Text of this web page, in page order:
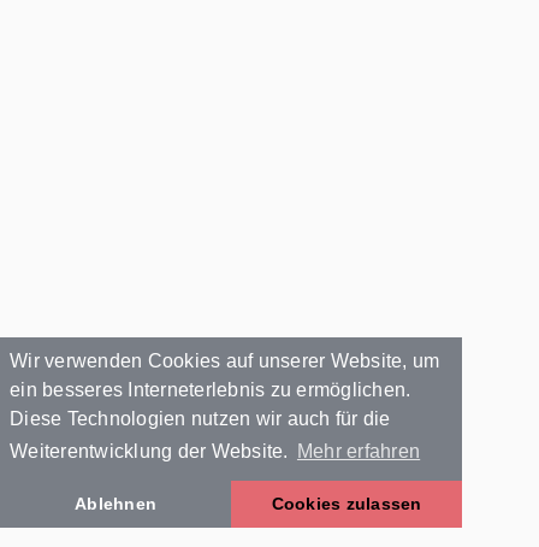
Wir verwenden Cookies auf unserer Website, um
ein besseres Interneterlebnis zu ermöglichen.
Diese Technologien nutzen wir auch für die
Weiterentwicklung der Website.
Mehr erfahren
Ablehnen Cookies zulassen